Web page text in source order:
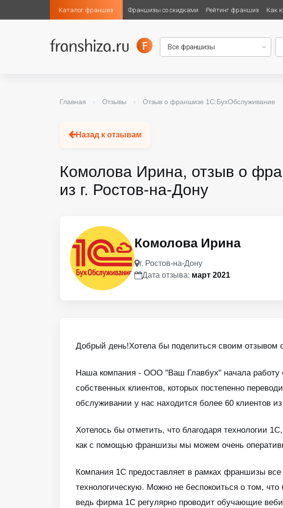
Каталог франшиз Франшизы со скидками Рейтинг франшиз Как
Главная › Отзывы › Отзыв о франшизе 1С:БухОбслуживание
Назад к отзывам
Комолова Ирина, отзыв о
из г. Ростов-на-Дону
Комолова Ирина
г. Ростов-на-Дону
Дата отзыва: март 2021
Добрый день!Хотела бы поделиться своим
Наша компания - ООО "Ваш Главбух" начала
собственных клиентов, которых постепенно
обслуживании у нас находится более 60 клиентов
Хотелось бы отметить, что благодаря технологии
как с помощью франшизы мы можем очень
Компания 1С предоставляет в рамках франшизы
технологическую. Можно не беспокоиться о том, что
ведь фирма 1С регулярно проводит обучающие